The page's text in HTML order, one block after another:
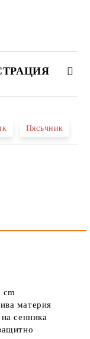
ден.
Пясъчник
cm
материя
сенника